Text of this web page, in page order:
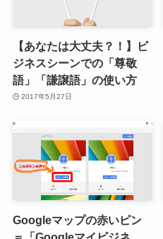
【あなたは大丈夫？！】ビ
ジネスシーンでの「尊敬
語」「謙譲語」の使い方
2017年5月27日
Googleマップの赤いピン